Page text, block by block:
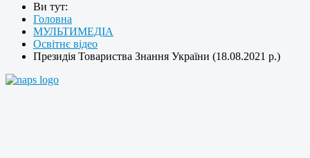
Ви тут:
Головна
МУЛЬТИМЕДІА
Освітнє відео
Президія Товариства Знання України (18.08.2021 р.)